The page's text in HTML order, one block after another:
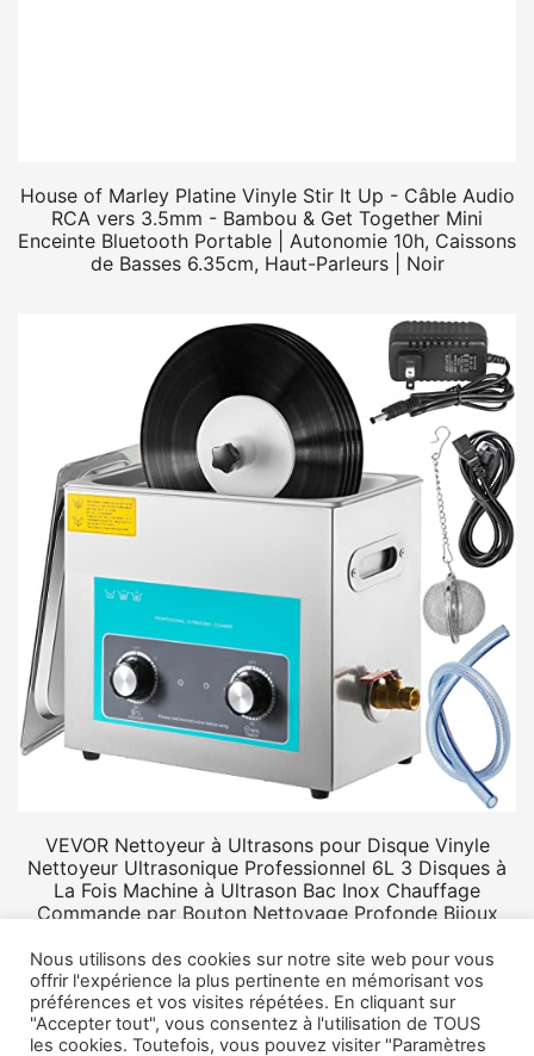
House of Marley Platine Vinyle Stir It Up - Câble Audio
RCA vers 3.5mm - Bambou & Get Together Mini
Enceinte Bluetooth Portable | Autonomie 10h, Caissons
de Basses 6.35cm, Haut-Parleurs | Noir
VEVOR Nettoyeur à Ultrasons pour Disque Vinyle
Nettoyeur Ultrasonique Professionnel 6L 3 Disques à
La Fois Machine à Ultrason Bac Inox Chauffage
Commande par Bouton Nettoyage Profonde Bijoux
Nous utilisons des cookies sur notre site web pour vous
offrir l'expérience la plus pertinente en mémorisant vos
préférences et vos visites répétées. En cliquant sur
"Accepter tout", vous consentez à l'utilisation de TOUS
les cookies. Toutefois, vous pouvez visiter "Paramètres